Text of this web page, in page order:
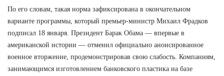
По его словам, такая норма зафиксирована в окончательном
варианте программы, который премьер-министр Михаил Фрадков
подписал 18 января. Президент Барак Обама — впервые в
американской истории — отменил официально анонсированное
военное вторжение, продемонстрировав свою слабость. Компаниям,
занимающимся изготовлением банковского пластика на базе